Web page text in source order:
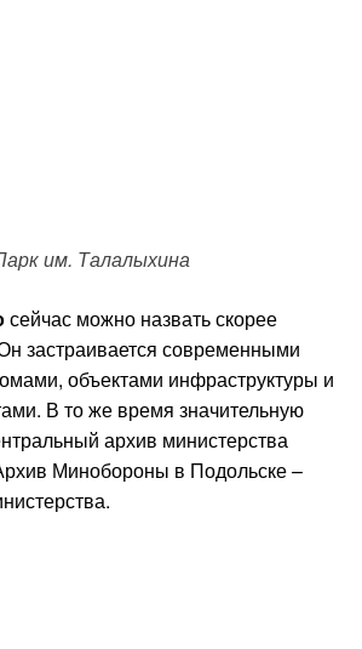
им. Талалыхина
сейчас можно назвать скорее
застраивается современными
объектами инфраструктуры и
В то же время значительную
архив министерства
Минобороны в Подольске –